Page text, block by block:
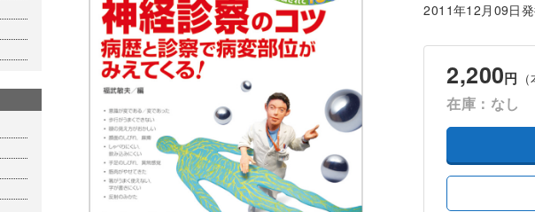
2011年12月09日
2,200円
在庫：なし